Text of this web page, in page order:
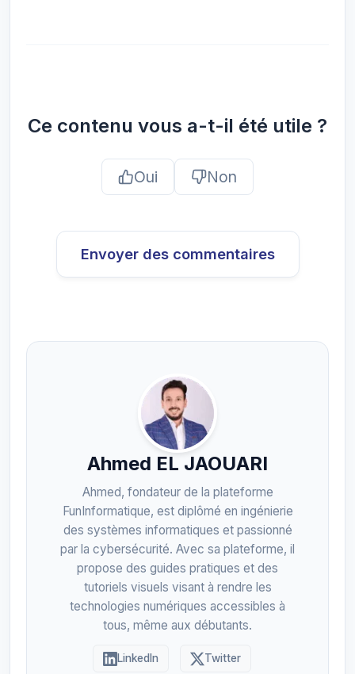
Ce contenu vous a-t-il été utile ?
Oui Non
Envoyer des commentaires
Ahmed EL JAOUARI
Ahmed, fondateur de la plateforme
FunInformatique, est diplômé en ingénierie
des systèmes informatiques et passionné
par la cybersécurité. Avec sa plateforme, il
propose des guides pratiques et des
tutoriels visuels visant à rendre les
technologies numériques accessibles à
tous, même aux débutants.
LinkedIn Twitter